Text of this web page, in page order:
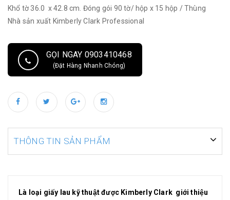
Khổ tờ 36.0 x 42.8 cm. Đóng gói 90 tờ/ hộp x 15 hộp / Thùng
Nhà sản xuất Kimberly Clark Professional
GỌI NGAY 0903410468
(Đặt Hàng Nhanh Chóng)
THÔNG TIN SẢN PHẨM
Là loại giấy lau kỹ thuật được Kimberly Clark giới thiệu